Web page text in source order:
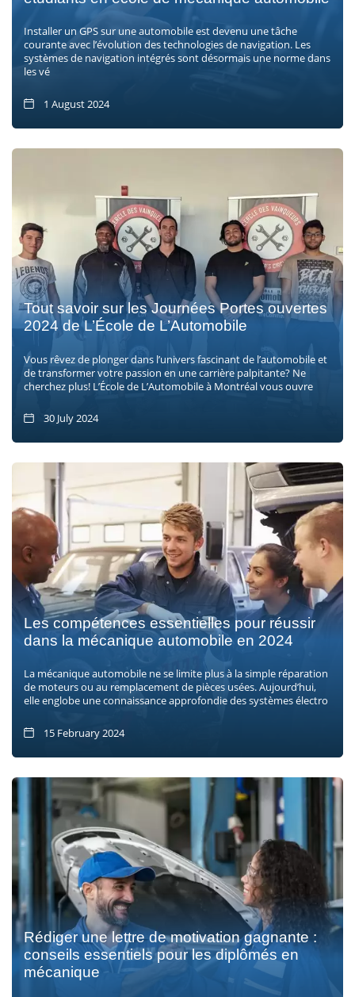
Installer un GPS sur une automobile est devenu une tâche
courante avec l’évolution des technologies de navigation. Les
systèmes de navigation intégrés sont désormais une norme dans
les vé
1 August 2024
Tout savoir sur les Journées Portes ouvertes
2024 de L’École de L’Automobile
Vous rêvez de plonger dans l’univers fascinant de l’automobile et
de transformer votre passion en une carrière palpitante? Ne
cherchez plus! L’École de L’Automobile à Montréal vous ouvre
30 July 2024
Les compétences essentielles pour réussir
dans la mécanique automobile en 2024
La mécanique automobile ne se limite plus à la simple réparation
de moteurs ou au remplacement de pièces usées. Aujourd’hui,
elle englobe une connaissance approfondie des systèmes électro
15 February 2024
Rédiger une lettre de motivation gagnante :
conseils essentiels pour les diplômés en
mécanique